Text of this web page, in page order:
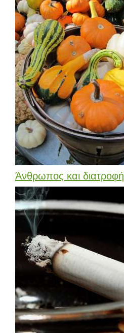
Άνθρωπος και διατροφή